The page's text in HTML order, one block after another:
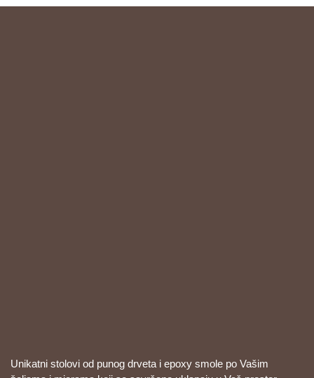
Unikatni stolovi od punog drveta i epoxy smole po Vašim